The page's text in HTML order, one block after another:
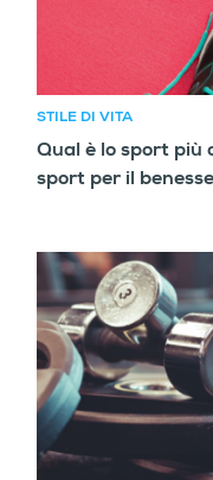
STILE DI VITA
Qual è lo sport più
sport per il